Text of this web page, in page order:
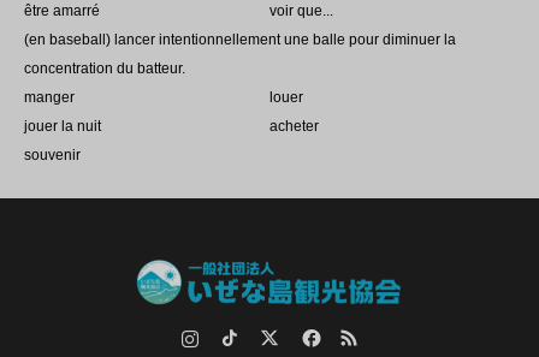
être amarré
voir que...
(en baseball) lancer intentionnellement une balle pour diminuer la
concentration du batteur.
manger
louer
jouer la nuit
acheter
souvenir
Facebook RSS